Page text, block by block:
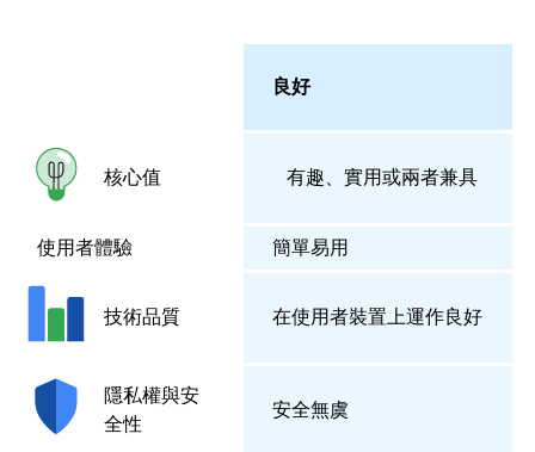
良好
核心值 有趣、實用或兩者兼具
使用者體驗 簡單易用
技術品質 在使用者裝置上運作良好
隱私權與安
全性
安全無虞